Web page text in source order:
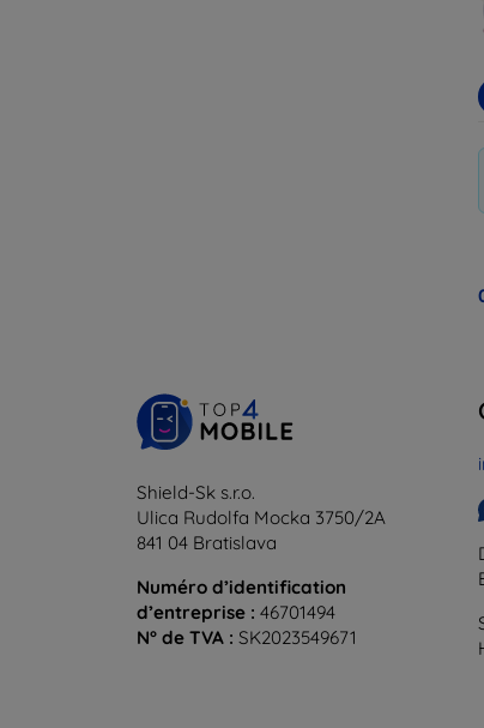
Shield-Sk s.r.o.
Ulica Rudolfa Mocka 3750/2A
841 04 Bratislava
Numéro d’identification
d’entreprise : 46701494
N° de TVA : SK2023549671